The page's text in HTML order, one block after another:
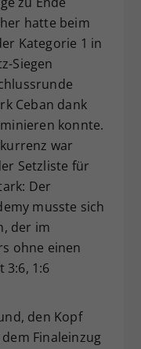
hatte beim
Kategorie 1 in
Siegen
Ceban dank
konnte.
war
Setzliste für
Der
musste sich
der im
ohne einen
3:6, 1:6
den Kopf
Finaleinzug
Ihre Consent-
anderem eine
für die
Ihrer
falls der
dies eingestellt